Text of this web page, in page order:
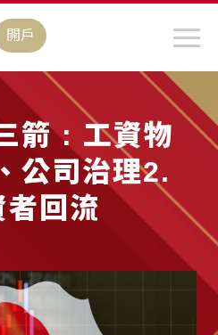
開戶
箭 : 工資物
公司治理2.
回流